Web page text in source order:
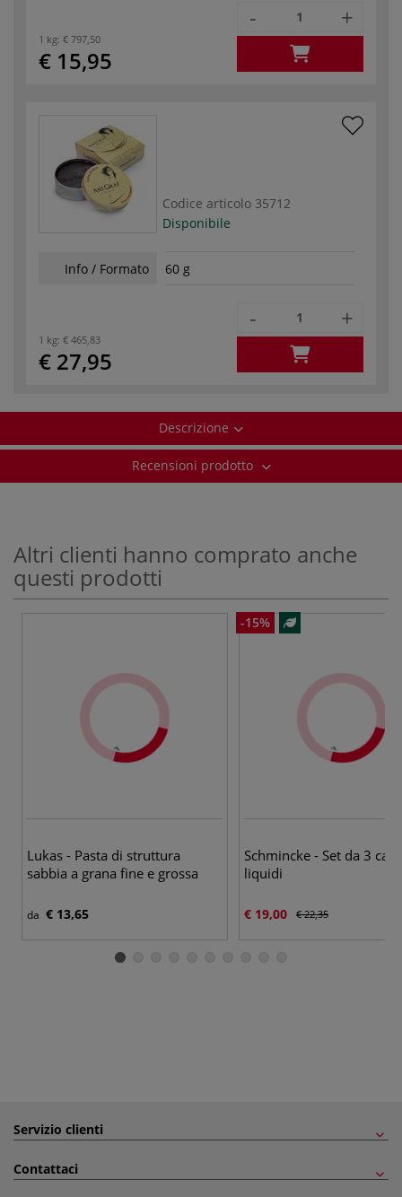
1 kg: € 797,50
€ 15,95
- +
Codice articolo 35712
Disponibile
Info / Formato 60 g
1 kg: € 465,83
€ 27,95
- +
Descrizione
Recensioni prodotto
Altri clienti hanno comprato anche
questi prodotti
Lukas - Pasta di struttura
sabbia a grana fine e grossa
da € 13,65
-15%
Schmincke - Set da 3
liquidi
€ 19,00 € 22,35
Servizio clienti
Contattaci